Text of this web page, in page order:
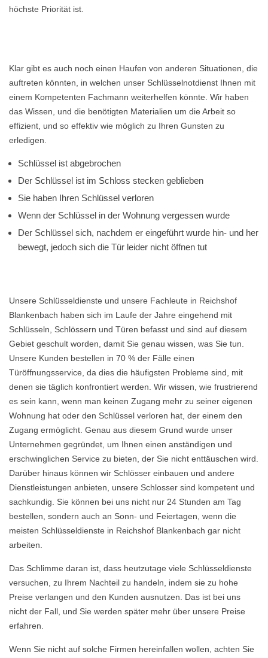
höchste Priorität ist.
Klar gibt es auch noch einen Haufen von anderen Situationen, die
auftreten könnten, in welchen unser Schlüsselnotdienst Ihnen mit
einem Kompetenten Fachmann weiterhelfen könnte. Wir haben
das Wissen, und die benötigten Materialien um die Arbeit so
effizient, und so effektiv wie möglich zu Ihren Gunsten zu
erledigen.
Schlüssel ist abgebrochen
Der Schlüssel ist im Schloss stecken geblieben
Sie haben Ihren Schlüssel verloren
Wenn der Schlüssel in der Wohnung vergessen wurde
Der Schlüssel sich, nachdem er eingeführt wurde hin- und her
bewegt, jedoch sich die Tür leider nicht öffnen tut
Unsere Schlüsseldienste und unsere Fachleute in Reichshof
Blankenbach haben sich im Laufe der Jahre eingehend mit
Schlüsseln, Schlössern und Türen befasst und sind auf diesem
Gebiet geschult worden, damit Sie genau wissen, was Sie tun.
Unsere Kunden bestellen in 70 % der Fälle einen
Türöffnungsservice, da dies die häufigsten Probleme sind, mit
denen sie täglich konfrontiert werden. Wir wissen, wie frustrierend
es sein kann, wenn man keinen Zugang mehr zu seiner eigenen
Wohnung hat oder den Schlüssel verloren hat, der einem den
Zugang ermöglicht. Genau aus diesem Grund wurde unser
Unternehmen gegründet, um Ihnen einen anständigen und
erschwinglichen Service zu bieten, der Sie nicht enttäuschen wird.
Darüber hinaus können wir Schlösser einbauen und andere
Dienstleistungen anbieten, unsere Schlosser sind kompetent und
sachkundig. Sie können bei uns nicht nur 24 Stunden am Tag
bestellen, sondern auch an Sonn- und Feiertagen, wenn die
meisten Schlüsseldienste in Reichshof Blankenbach gar nicht
arbeiten.
Das Schlimme daran ist, dass heutzutage viele Schlüsseldienste
versuchen, zu Ihrem Nachteil zu handeln, indem sie zu hohe
Preise verlangen und den Kunden ausnutzen. Das ist bei uns
nicht der Fall, und Sie werden später mehr über unsere Preise
erfahren.
Wenn Sie nicht auf solche Firmen hereinfallen wollen, achten Sie